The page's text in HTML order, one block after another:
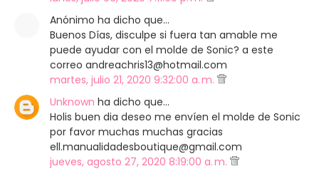
Anónimo ha dicho que…
Buenos Días, disculpe si fuera tan amable me
puede ayudar con el molde de Sonic? a este
correo andreachris13@hotmail.com
martes, julio 21, 2020 9:32:00 a. m.
Unknown ha dicho que…
Holis buen dia deseo me envíen el molde de Sonic
por favor muchas muchas gracias
ell.manualidadesboutique@gmail.com
jueves, agosto 27, 2020 8:19:00 a. m.